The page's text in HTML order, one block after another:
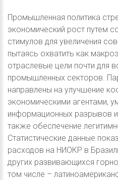
Промышленная политика
экономический рост путем
стимулов для увеличения
пытаясь охватить как
отраслевые цели почти для
промышленных секторов.
направлены на улучшение
экономическими агентами,
информационных разрывов
также обеспечение
Статистические данные
расходов на НИОКР в
других развивающихся
том числе –